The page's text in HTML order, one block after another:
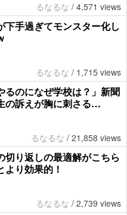
るなるな / 4,571 views
下手過ぎてモンスター化し
るなるな / 1,715 views
るのになぜ学校は？」新聞
の訴えが胸に刺さる…
るなるな / 21,858 views
切り返しの最適解がこちら
り効果的！
るなるな / 2,739 views